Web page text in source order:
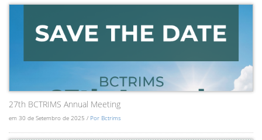
27th BCTRIMS Annual Meeting
em 30 de Setembro de 2025 / Por Bctrims